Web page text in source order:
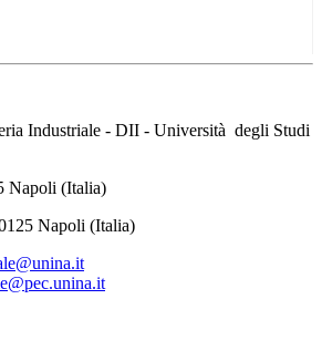
Industriale - DII - Università degli Studi
Napoli (Italia)
Napoli (Italia)